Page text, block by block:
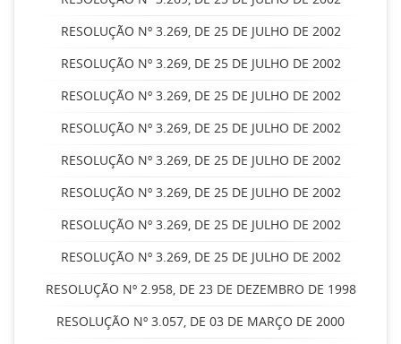
RESOLUÇÃO Nº 3.269, DE 25 DE JULHO DE 2002
RESOLUÇÃO Nº 3.269, DE 25 DE JULHO DE 2002
RESOLUÇÃO Nº 3.269, DE 25 DE JULHO DE 2002
RESOLUÇÃO Nº 3.269, DE 25 DE JULHO DE 2002
RESOLUÇÃO Nº 3.269, DE 25 DE JULHO DE 2002
RESOLUÇÃO Nº 3.269, DE 25 DE JULHO DE 2002
RESOLUÇÃO Nº 3.269, DE 25 DE JULHO DE 2002
RESOLUÇÃO Nº 3.269, DE 25 DE JULHO DE 2002
RESOLUÇÃO Nº 2.958, DE 23 DE DEZEMBRO DE 1998
RESOLUÇÃO Nº 3.057, DE 03 DE MARÇO DE 2000